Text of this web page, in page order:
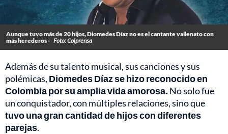
Aunque tuvo más de 20 hijos, Diomedes Díaz no es el cantante vallenato con
más herederos - Foto: Colprensa
Además de su talento musical, sus canciones y sus
polémicas, Diomedes Díaz se hizo reconocido en
Colombia por su amplia vida amorosa. No solo fue
un conquistador, con múltiples relaciones, sino que
tuvo una gran cantidad de hijos con diferentes
parejas.